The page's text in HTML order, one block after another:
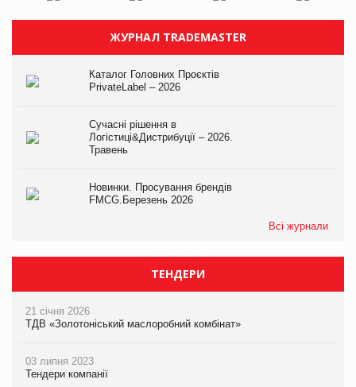
ЖУРНАЛ TRADEMASTER
Каталог Головних Проєктів
PrivateLabel – 2026
Сучасні рішення в
Логістиці&Дистрибуції – 2026.
Травень
Новинки. Просування брендів
FMCG.Березень 2026
Всі журнали
ТЕНДЕРИ
21 січня 2026
ТДВ «Золотоніський маслоробний комбінат»
03 липня 2023
Тендери компанії